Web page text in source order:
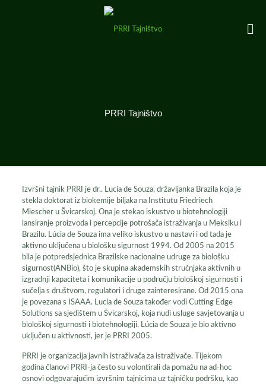
PRRI Tajništvo
Izvršni tajnik PRRI je dr.. Lucia de Souza, državljanka Brazila koja je
stekla doktorat iz biokemije biljaka na Institutu Friedriech
Miescher u Švicarskoj. Ona je stekao iskustvo u biotehnologiji
lansiranje proizvoda i percepcije potrošača istraživanja u Meksiku i
Brazilu. Lúcia de Souza ima veliko iskustvo u nastavi i od tada je
aktivno uključena u biološku sigurnost 1994. Od 2005 na 2015
bila je potpredsjednica Brazilske nacionalne udruge za biološku
sigurnost(ANBio), što je skupina akademskih stručnjaka aktivnih u
izgradnji kapaciteta i komunikacije u području biološkoj sigurnosti i
sučelja s društvom, regulatori i druge zainteresirane. Od 2015 ona
je povezana s ISAAA. Lucia de Souza također vodi Cutting Edge
Solutions sa sjedištem u Švicarskoj, koja nudi usluge savjetovanja u
biološkoj sigurnosti i biotehnologiji. Lúcia de Souza je bio aktivno
uključen u aktivnosti, jer je PRRI 2005.
PRRI je organizacija javnih istraživača za istraživače. Tijekom
godina članovi PRRI-ja često su volontirali da pomažu na ad-hoc
osnovi odgovarajućim izvršnim tajnicima uz tajničku podršku, kao